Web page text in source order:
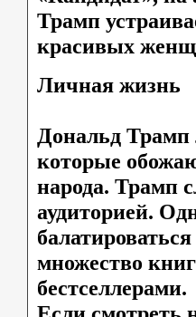
Трамп
красивых
Личная жизнь
Дональд
которые
народа. Трамп
аудиторией.
множество
бестселлерами.